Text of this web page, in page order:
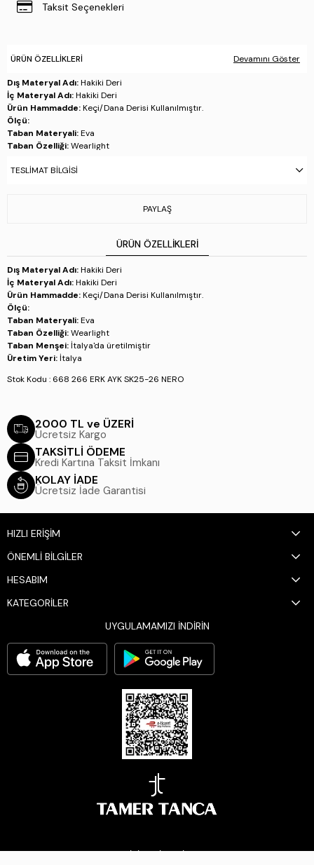
Taksit Seçenekleri
ÜRÜN ÖZELLIKLERI Devamını Göster
Dış Materyal Adı:Hakiki Deri
İç Materyal Adı:Hakiki Deri
Ürün Hammadde:Keçi/Dana Derisi Kullanılmıştır.
Ölçü:
Taban Materyali:Eva
Taban Özelliği:Wearlight
Üretim Yeri:İtalya
TESLIMAT BILGISI
PAYLAŞ
ÜRÜN ÖZELLIKLERI
Dış Materyal Adı:Hakiki Deri
İç Materyal Adı:Hakiki Deri
Ürün Hammadde:Keçi/Dana Derisi Kullanılmıştır.
Ölçü:
Taban Materyali:Eva
Taban Özelliği:Wearlight
Taban Menşei: İtalya'da üretilmiştir
Üretim Yeri: İtalya
Stok Kodu : 668 266 ERK AYK SK25-26 NERO
2000 TL ve ÜZERİ
Ücretsiz Kargo
TAKSİTLİ ÖDEME
Kredi Kartına Taksit İmkanı
KOLAY İADE
Ücretsiz İade Garantisi
HIZLI ERİŞİM
ÖNEMLİ BİLGİLER
HESABIM
KATEGORİLER
UYGULAMAMIZI İNDİRİN
BİZİ TAKİP EDİN